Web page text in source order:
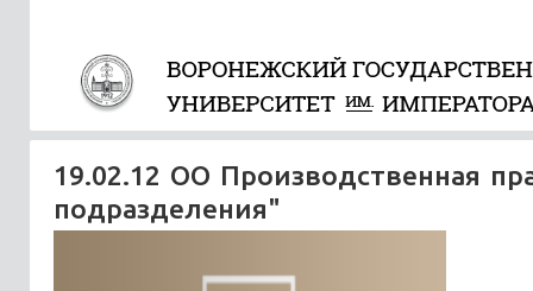
19.02.12 ОО Производственная
подразделения"